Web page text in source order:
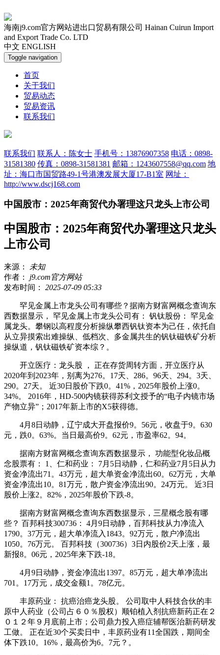
海南j9.com官方网站进出口贸易有限公司 Hainan Cuirun Import
and Export Trade Co. LTD
中文 ENGLISH
Toggle navigation
首页
关于我们
贸易动态
贸易资讯
联系我们
联系我们 联系人：陈女士 手机号：13876907358 电话：0898-
31581380 传真：0898-31581381 邮箱：1243607558@qq.com 地
址：海口市国贸路49-1号港澳发展大厦17-B1室 网址：
http://www.dscj168.com
中国股市：2025年商贸代办署理这只龙头上市公司
中国股市：2025年商贸代办署理这只龙头
上市公司
来源：
未知
作者： j9.com官方网站
发布时间： 2025-07-09 05:33
罕见金属上市龙头公司有哪些？据南方财富网概念查询东
西数据显示， 罕见金属上市龙头公司有： 钒钛股份： 罕见金
属龙头。攀钢以高程度分析操纵攀西钒钛资本为己任，依托自
从立异摸索出难操纵、低档次、多金属共生的钒钛磁铁矿分析
操纵道，钒钛磁铁矿资本综？。
开立医疗：龙头股 ， 正在存货周转方面，开立医疗从
2020年到2023年，别离为276。17天、286。96天、294。3天、
290。27天。 近30日股价下跌0。41%，2025年股价上涨0。
34%。 2016年，HD-500内镜获得苏利文授予的“电子内镜市场
产物立异”；2017年新上市的X5获得德。
4月8日动静，辽宁成大开盘报价9。56元，收盘于9。630
元，跌0。63%。当日最高价9。62元，市盈率62。94。
据南方财富网概念查询东西数据显示， 功能型化妆品概
念股票有： 1、仁和药业： 7月5日动静，仁和药业7月5日从力
资金净流出71。43万元，超大单资金净流出60。62万元，大单
资金净流出10。81万元，散户资金净流出90。24万元。 近3日
股价上涨2。82%，2025年股价下跌-8。
据南方财富网概念查询东西数据显示，三星概念股有哪
些？ 百邦科技300736： 4月9日动静，百邦科技从力净流入
1790。37万元，超大单净流入1843。92万元，散户净流出
1050。76万元。 百邦科技（300736）3日内股价2天上涨，最
新报8。06元，2025年来下跌-18。
4月9日动静，资金净流出1397。85万元，超大单净流出
701。17万元，成交金额1。78亿元。
丰原药业： 抗癌治癌龙头股。 公司取中人科技合伙的丰
原中人药业（公司占６０％股权）顺铂植入剂抗癌新药正在２
０１２年９月底前上市；公司鼎力投入癌症辅帮医治新药研发
工做。 正在近30个买卖日中，丰原药业有11全国跌，期间全
体下跌10。16%，最高价为6。7元？。